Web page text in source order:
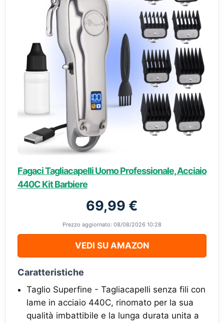
Fagaci Tagliacapelli Uomo Professionale, Acciaio
440C Kit Barbiere
69,99 €
Prezzo aggiornato: 08/08/2026 10:28
VEDI SU AMAZON
Caratteristiche
Taglio Superfine - Tagliacapelli senza fili con
lame in acciaio 440C, rinomato per la sua
qualità imbattibile e la lunga durata unita a